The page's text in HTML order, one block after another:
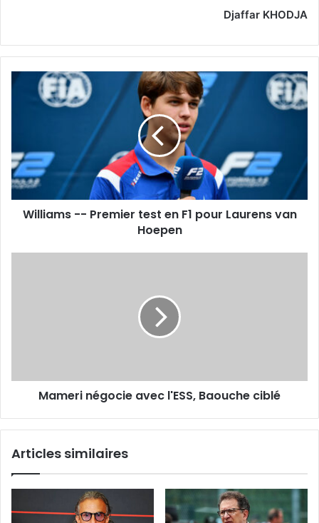
Djaffar KHODJA
Williams
en
F1
pour
Laurens
vanWilliams -- Premier test en F1 pour Laurens van
Hoepen
Mameri négocie avec l'ESS, Baouche ciblé
Articles similaires